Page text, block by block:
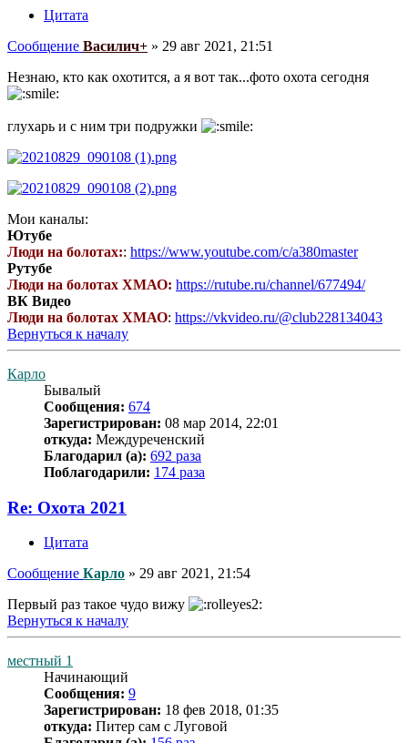
Цитата
Сообщение Василич+ » 29 авг 2021, 21:51
Незнаю, кто как охотится, а я вот так...фото охота сегодня
глухарь и с ним три подружки
Мои каналы:
Ютубе
Люди на болотах:: https://www.youtube.com/c/a380master
Рутубе
Люди на болотах ХМАО: https://rutube.ru/channel/677494/
ВК Видео
Люди на болотах ХМАО: https://vkvideo.ru/@club228134043
Вернуться к началу
Карло
Бывалый
Сообщения: 674
Зарегистрирован: 08 мар 2014, 22:01
откуда: Междуреченский
Благодарил (а): 692 раза
Поблагодарили: 174 раза
Re: Охота 2021
Цитата
Сообщение Карло » 29 авг 2021, 21:54
Первый раз такое чудо вижу
Вернуться к началу
местный 1
Начинающий
Сообщения: 9
Зарегистрирован: 18 фев 2018, 01:35
откуда: Питер сам с Луговой